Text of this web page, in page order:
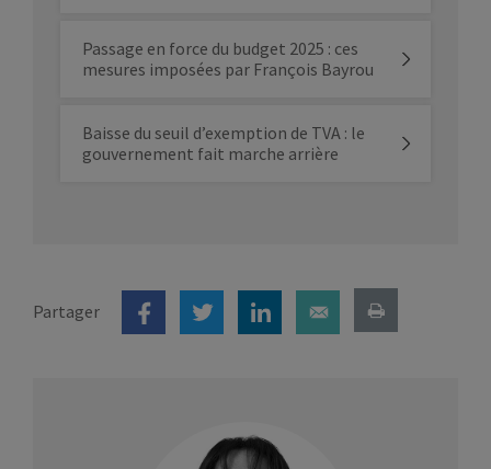
Passage en force du budget 2025 : ces
mesures imposées par François Bayrou
Baisse du seuil d’exemption de TVA : le
gouvernement fait marche arrière
Partager